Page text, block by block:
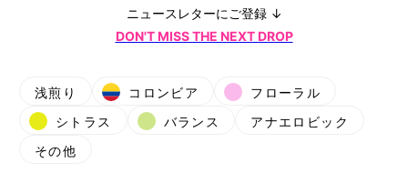
ニュースレターにご登録 ↓
DON'T MISS THE NEXT DROP
浅煎り コロンビア
フローラル
シトラス
バランス
アナエロビック
その他